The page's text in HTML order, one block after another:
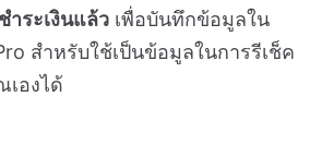
ระเงินแล้ว เพื่อบันทึกข้อมูลใน
สำหรับใช้เป็นข้อมูลในการรีเช็ค
องได้